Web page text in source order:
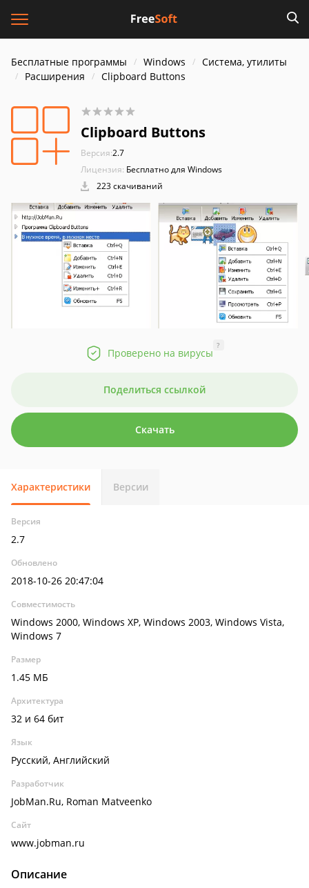
Бесплатные программы Windows
Система, утилиты
Расширения
Clipboard Buttons
Clipboard Buttons
Версия:2.7
Лицензия: Бесплатно для Windows
223 скачиваний
Проверено на вирусы
?
Поделиться ссылкой
Скачать
Характеристики Версии
Версия
2.7
Обновлено
2018-10-26 20:47:04
Совместимость
Windows 2000, Windows XP, Windows 2003, Windows Vista,
Windows 7
Размер
1.45 МБ
Архитектура
32 и 64 бит
Язык
Русский, Английский
Разработчик
JobMan.Ru, Roman Matveenko
Сайт
www.jobman.ru
Описание